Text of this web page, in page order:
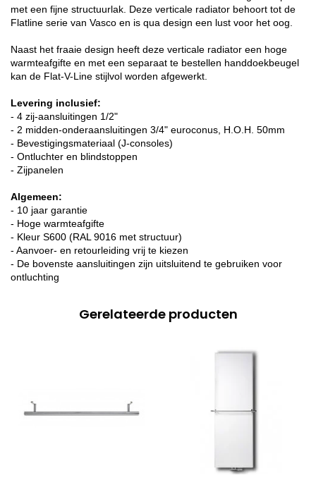
met een fijne structuurlak. Deze verticale radiator behoort tot de
Flatline serie van Vasco en is qua design een lust voor het oog.
Naast het fraaie design heeft deze verticale radiator een hoge
warmteafgifte en met een separaat te bestellen handdoekbeugel
kan de Flat-V-Line stijlvol worden afgewerkt.
Levering inclusief:
- 4 zij-aansluitingen 1/2"
- 2 midden-onderaansluitingen 3/4" euroconus, H.O.H. 50mm
- Bevestigingsmateriaal (J-consoles)
- Ontluchter en blindstoppen
- Zijpanelen
Algemeen:
- 10 jaar garantie
- Hoge warmteafgifte
- Kleur S600 (RAL 9016 met structuur)
- Aanvoer- en retourleiding vrij te kiezen
- De bovenste aansluitingen zijn uitsluitend te gebruiken voor
ontluchting
Gerelateerde producten